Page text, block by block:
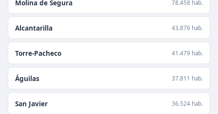
Molina de Segura 78.458 hab.
Alcantarilla 43.876 hab.
Torre-Pacheco 41.479 hab.
Águilas 37.811 hab.
San Javier 36.524 hab.